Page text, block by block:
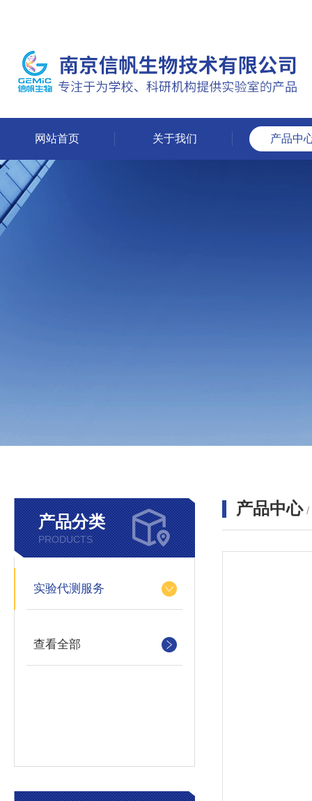
网站首页 关于我们 产品中
产品分类
PRODUCTS
实验代测服务
查看全部
产品中心 /